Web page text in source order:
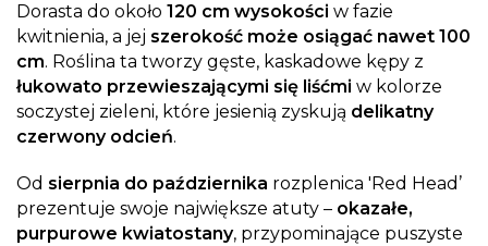
Dorasta do około 120 cm wysokości w fazie
kwitnienia, a jej szerokość może osiągać nawet 100
cm. Roślina ta tworzy gęste, kaskadowe kępy z
łukowato przewieszającymi się liśćmi w kolorze
soczystej zieleni, które jesienią zyskują delikatny
czerwony odcień.
Od sierpnia do października rozplenica 'Red Head’
prezentuje swoje największe atuty – okazałe,
purpurowe kwiatostany, przypominające puszyste